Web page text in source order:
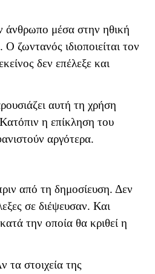
άνθρωπο μέσα στην ηθική
ζωντανός ιδιοποιείται τον
δεν επέλεξε και
αυτή τη χρήση
η επίκληση του
αργότερα.
από τη δημοσίευση. Δεν
σε διέψευσαν. Και
την οποία θα κριθεί η
τα στοιχεία της